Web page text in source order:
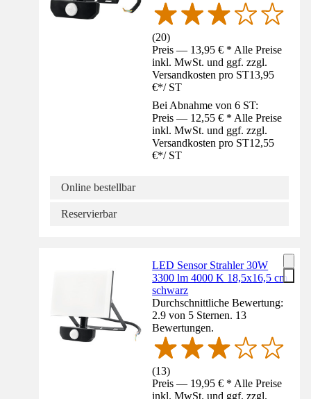
(20)
Preis — 13,95 € * Alle Preise
inkl. MwSt. und ggf. zzgl.
Versandkosten pro ST13,95
€*/ ST
Bei Abnahme von 6 ST:
Preis — 12,55 € * Alle Preise
inkl. MwSt. und ggf. zzgl.
Versandkosten pro ST12,55
€*/ ST
Online bestellbar
Reservierbar
LED Sensor Strahler 30W
3300 lm 4000 K 18,5x16,5 cm
schwarz
Durchschnittliche Bewertung:
2.9 von 5 Sternen. 13
Bewertungen.
(13)
Preis — 19,95 € * Alle Preise
inkl. MwSt. und ggf. zzgl.